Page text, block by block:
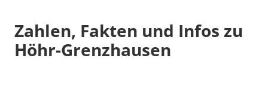
Zahlen, Fakten und Infos zu
Höhr-Grenzhausen